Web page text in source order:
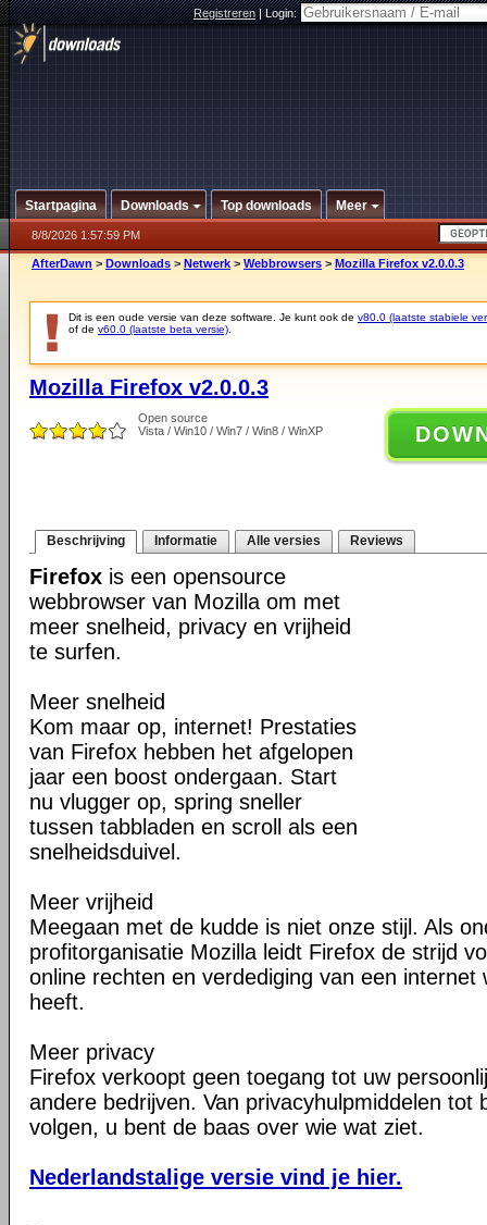
Registreren|Login:
Startpagina Downloads Top downloads Meer
8/8/2026 1:57:59 PM
AfterDawn > Downloads > Netwerk > Webbrowsers > Mozilla Firefox v2.0.0.3
Dit is een oude versie van deze software. Je kunt ook de v80.0 (laatste stabiele
of de v60.0 (laatste beta versie)
Mozilla Firefox v2.0.0.3
Open source
Vista / Win10 / Win7 / Win8 / WinXP
Beschrijving Informatie Alle versies Reviews
Firefox is een opensource
webbrowser van Mozilla om met
meer snelheid, privacy en vrijheid
te surfen.
Meer snelheid
Kom maar op, internet! Prestaties
van Firefox hebben het afgelopen
jaar een boost ondergaan. Start
nu vlugger op, spring sneller
tussen tabbladen en scroll als een
snelheidsduivel.
Meer vrijheid
Meegaan met de kudde is niet onze stijl. Als
profitorganisatie Mozilla leidt Firefox de strijd
online rechten en verdediging van een internet
heeft.
Meer privacy
Firefox verkoopt geen toegang tot uw
andere bedrijven. Van privacyhulpmiddelen tot
volgen, u bent de baas over wie wat ziet.
Nederlandstalige versie vind je hier.